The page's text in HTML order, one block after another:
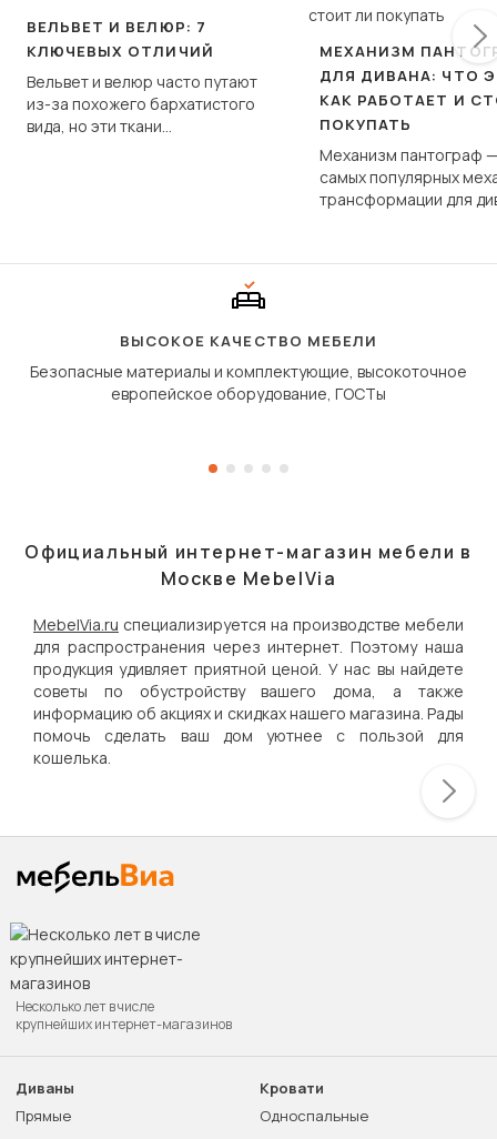
ВЕЛЬВЕТ И ВЕЛЮР: 7
КЛЮЧЕВЫХ ОТЛИЧИЙ
Вельвет и велюр часто путают
из-за похожего бархатистого
вида, но эти ткани
МЕХАНИЗМ
ДЛЯ ДИВАНА: ЧТО
КАК РАБОТАЕТ И
ПОКУПАТЬ
Механизм пантограф
самых популярных
трансформации для
сиденье не
дугообразной
ВЫСОКОЕ КАЧЕСТВО МЕБЕЛИ
Безопасные материалы и комплектующие, высокоточное
европейское оборудование, ГОСТы
Официальный интернет-магазин мебели в
Москве MebelVia
MebelVia.ru специализируется на производстве мебели
для распространения через интернет. Поэтому наша
продукция удивляет приятной ценой. У нас вы найдете
советы по обустройству вашего дома, а также
информацию об акциях и скидках нашего магазина. Рады
помочь сделать ваш дом уютнее с пользой для
кошелька.
Несколько лет в числе
крупнейших интернет-магазинов
Диваны
Прямые
Кровати
Односпальные